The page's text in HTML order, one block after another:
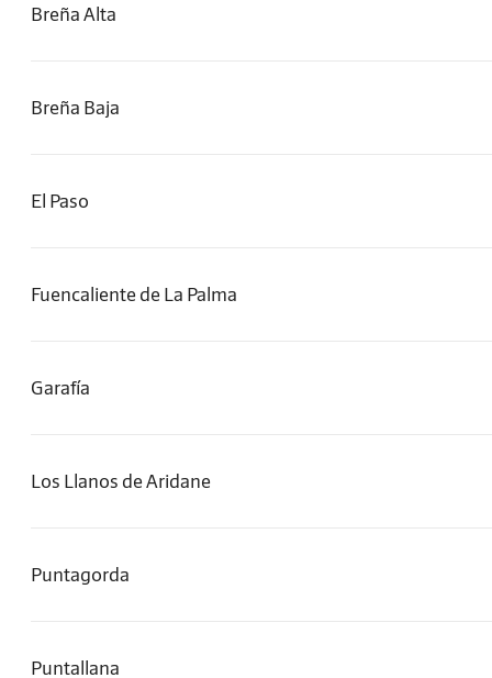
Breña Alta
Breña Baja
El Paso
Fuencaliente de La Palma
Garafía
Los Llanos de Aridane
Puntagorda
Puntallana